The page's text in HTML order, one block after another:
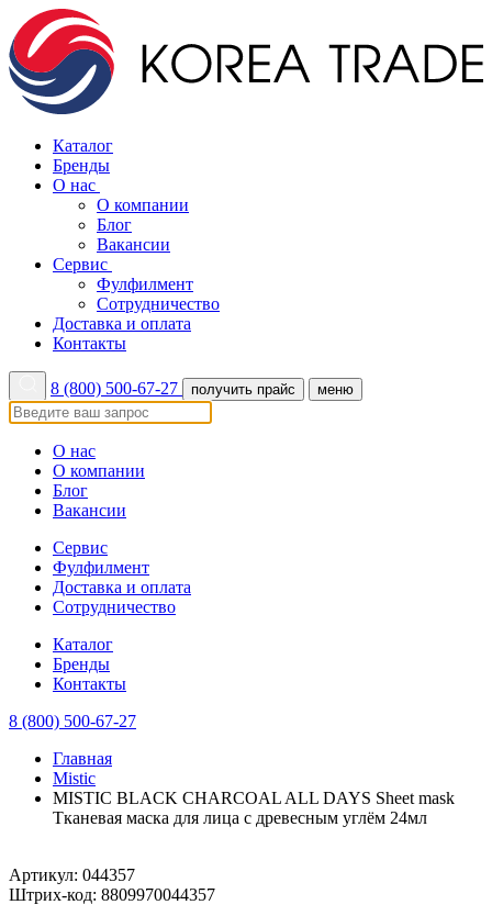
Каталог
Бренды
О нас
О компании
Блог
Вакансии
Сервис
Фулфилмент
Сотрудничество
Доставка и оплата
Контакты
8 (800) 500-67-27 получить прайс меню
О нас
О компании
Блог
Вакансии
Сервис
Фулфилмент
Доставка и оплата
Сотрудничество
Каталог
Бренды
Контакты
8 (800) 500-67-27
Главная
Mistic
MISTIC BLACK CHARCOAL ALL DAYS Sheet mask
Тканевая маска для лица с древесным углём 24мл
Артикул: 044357
Штрих-код: 8809970044357